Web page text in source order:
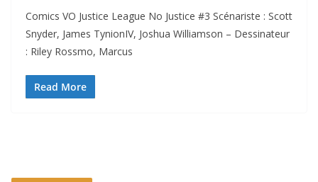
Comics VO Justice League No Justice #3 Scénariste : Scott
Snyder, James TynionIV, Joshua Williamson – Dessinateur
: Riley Rossmo, Marcus
Read More